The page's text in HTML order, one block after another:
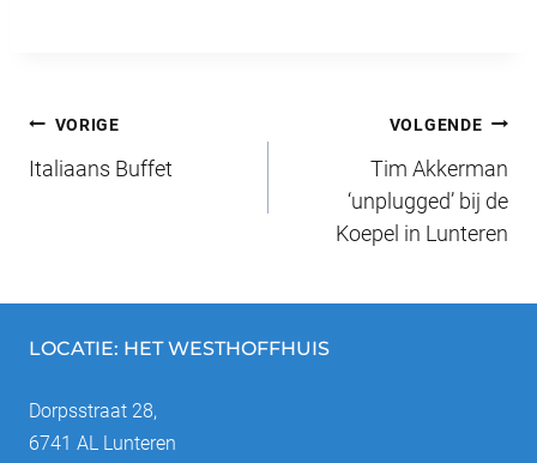
b
o
Bericht
navigatie
VORIGE
Italiaans Buffet
VOLGENDE
Tim Akkerman
‘unplugged’ bij de
Koepel in Lunteren
LOCATIE: HET WESTHOFFHUIS
Dorpsstraat 28,
6741 AL Lunteren